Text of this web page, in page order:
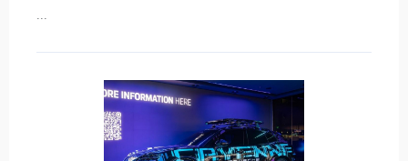
...